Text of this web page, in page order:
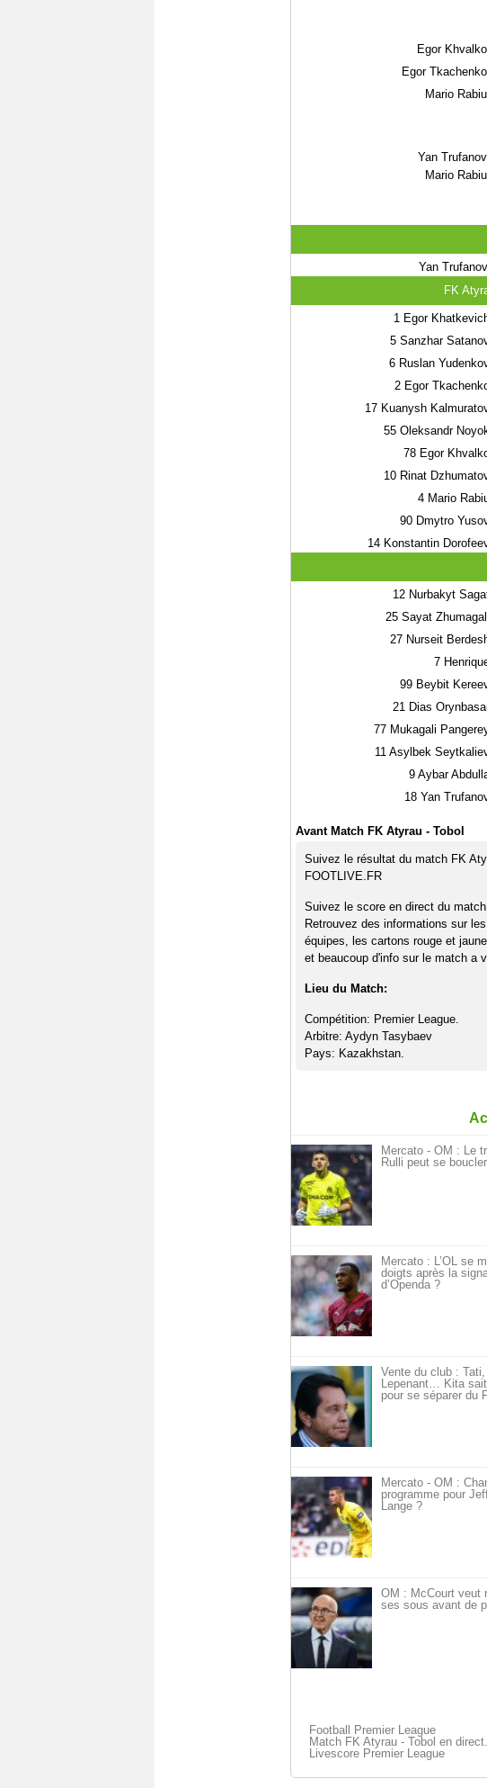
Egor Khvalko
Egor Tkachenko
Mario Rabiu
Yan Trufanov
Mario Rabiu
Yan Trufanov
FK
1Egor
5Sanzhar
6Ruslan
2Egor
17Kuanysh
55Oleksandr
78Egor
10Rinat
4Mario
90Dmytro
14Konstantin
12Nurbakyt
25Sayat
27Nurseit
7
99Beybit
21Dias
77Mukagali
11Asylbek
9Aybar
18Yan
Avant Match FK Atyrau - Tobol
Suivez le résultat du match FK
FOOTLIVE.FR
Suivez le score en direct du
Retrouvez des informations sur
équipes, les cartons rouge et
et beaucoup d'info sur le match a
Lieu du Match:
Compétition: Premier League.
Arbitre: Aydyn Tasybaev
Pays: Kazakhstan.
Mercato - OM : Le
Rulli peut se
Mercato : L’OL se
doigts après la
d’Openda ?
Vente du club :
Lepenant… Kita
pour se séparer du
Mercato - OM :
programme pour
Lange ?
OM : McCourt veut
ses sous avant de
Football Premier League
Match FK Atyrau - Tobol en direct.
Livescore Premier League